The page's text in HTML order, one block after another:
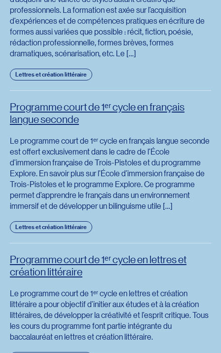
professionnels. La formation est axée sur l’acquisition
d’expériences et de compétences pratiques en écriture de
formes aussi variées que possible : récit, fiction, poésie,
rédaction professionnelle, formes brèves, formes
dramatiques, scénarisation, etc. Le […]
Lettres et création littéraire
Programme court de 1ᵉʳ cycle en français
langue seconde
Le programme court de 1ᵉʳ cycle en français langue seconde
est offert exclusivement dans le cadre de l’École
d’immersion française de Trois-Pistoles et du programme
Explore. En savoir plus sur l’École d’immersion française de
Trois-Pistoles et le programme Explore. Ce programme
permet d’apprendre le français dans un environnement
immersif et de développer un bilinguisme utile […]
Lettres et création littéraire
Programme court de 1ᵉʳ cycle en lettres et
création littéraire
Le programme court de 1ᵉʳ cycle en lettres et création
littéraire a pour objectif d’initier aux études et à la création
littéraires, de développer la créativité et l’esprit critique. Tous
les cours du programme font partie intégrante du
baccalauréat en lettres et création littéraire.